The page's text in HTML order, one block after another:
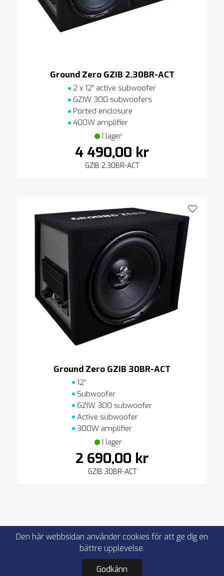
Ground Zero GZIB 2.30BR-ACT
2 x 12″ active subwoofer
GZIW 300 subwoofers
Ported enclosure
400W amplifier
I lager
4 490,00 kr
GZIB 2.30BR-ACT
Ground Zero GZIB 30BR-ACT
12″
Subwoofer
GZIW 300 subwoofer
Active subwoofer
300W amplifier
I lager
2 690,00 kr
GZIB 30BR-ACT
Den här webbsidan använder cookies för att ge dig en
bättre upplevelse.
Godkänn